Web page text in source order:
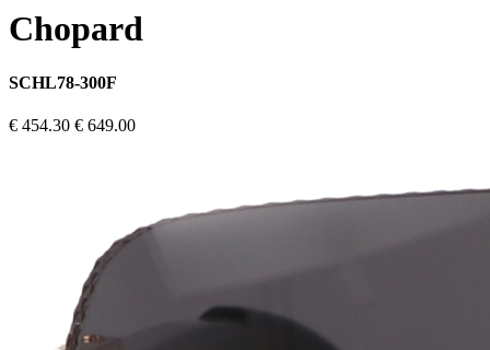
Chopard
SCHL78-300F
€ 454.30 € 649.00